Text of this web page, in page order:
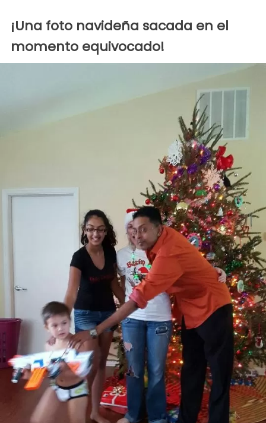
¡Una foto navideña sacada en el
momento equivocado!